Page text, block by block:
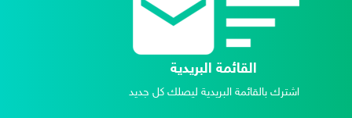
القائمة البريدية
اشترك بالقائمة البريدية ليصلك كل جديد